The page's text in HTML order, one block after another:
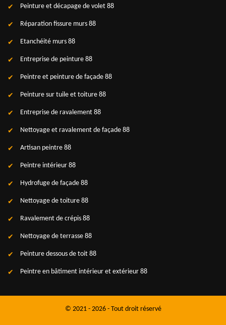
Peinture et décapage de volet 88
Réparation fissure murs 88
Etanchéité murs 88
Entreprise de peinture 88
Peintre et peinture de façade 88
Peinture sur tuile et toiture 88
Entreprise de ravalement 88
Nettoyage et ravalement de façade 88
Artisan peintre 88
Peintre intérieur 88
Hydrofuge de façade 88
Nettoyage de toiture 88
Ravalement de crépis 88
Nettoyage de terrasse 88
Peinture dessous de toit 88
Peintre en bâtiment intérieur et extérieur 88
© 2021 - 2026 - Tout droit réservé